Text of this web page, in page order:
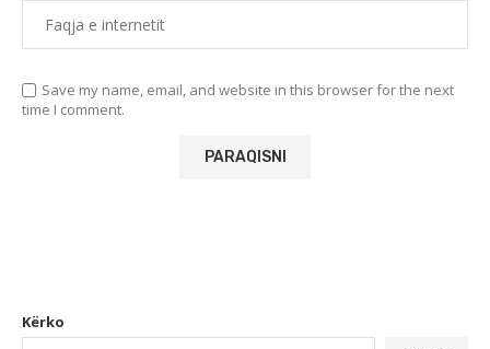
Save my name, email, and website in this browser for the next
time I comment.
Kërko